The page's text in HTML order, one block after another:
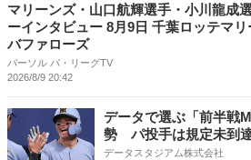
マリーンズ・山口航輝選手・小川龍成
ーインタビュー 8月9日 千葉ロッテマリ
バファローズ
パーソル パ・リーグTV
2026/8/9 20:42
データで選ぶ「前半戦
勢 パ投手は規定未到
データスタジアム株式会社